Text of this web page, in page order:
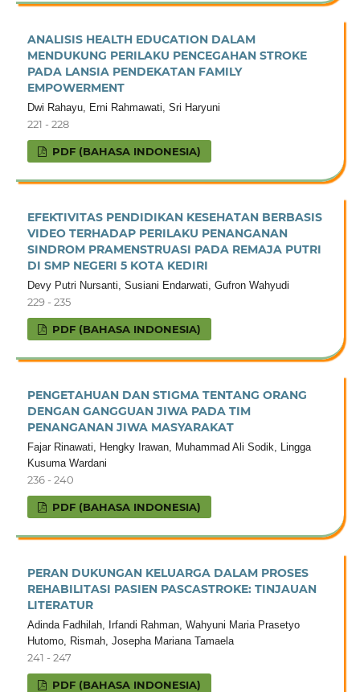
ANALISIS HEALTH EDUCATION DALAM
MENDUKUNG PERILAKU PENCEGAHAN STROKE
PADA LANSIA PENDEKATAN FAMILY
EMPOWERMENT
Dwi Rahayu, Erni Rahmawati, Sri Haryuni
221 - 228
PDF (BAHASA INDONESIA)
EFEKTIVITAS PENDIDIKAN KESEHATAN BERBASIS
VIDEO TERHADAP PERILAKU PENANGANAN
SINDROM PRAMENSTRUASI PADA REMAJA PUTRI
DI SMP NEGERI 5 KOTA KEDIRI
Devy Putri Nursanti, Susiani Endarwati, Gufron Wahyudi
229 - 235
PDF (BAHASA INDONESIA)
PENGETAHUAN DAN STIGMA TENTANG ORANG
DENGAN GANGGUAN JIWA PADA TIM
PENANGANAN JIWA MASYARAKAT
Fajar Rinawati, Hengky Irawan, Muhammad Ali Sodik, Lingga
Kusuma Wardani
236 - 240
PDF (BAHASA INDONESIA)
PERAN DUKUNGAN KELUARGA DALAM PROSES
REHABILITASI PASIEN PASCASTROKE: TINJAUAN
LITERATUR
Adinda Fadhilah, Irfandi Rahman, Wahyuni Maria Prasetyo
Hutomo, Rismah, Josepha Mariana Tamaela
241 - 247
PDF (BAHASA INDONESIA)